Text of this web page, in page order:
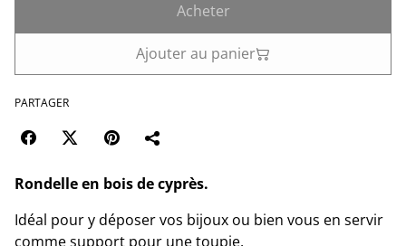
Acheter
Ajouter au panier
PARTAGER
Rondelle en bois de cyprès.
Idéal pour y déposer vos bijoux ou bien vous en servir
comme support pour une toupie.